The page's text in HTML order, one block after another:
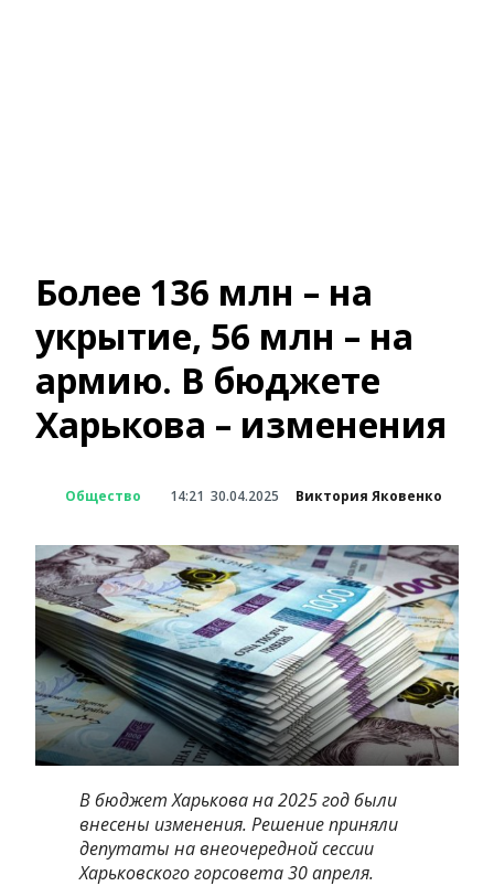
Более 136 млн – на
укрытие, 56 млн – на
армию. В бюджете
Харькова – изменения
Общество 14:21 30.04.2025 Виктория Яковенко
В бюджет Харькова на 2025 год были
внесены изменения. Решение приняли
депутаты на внеочередной сессии
Харьковского горсовета 30 апреля.